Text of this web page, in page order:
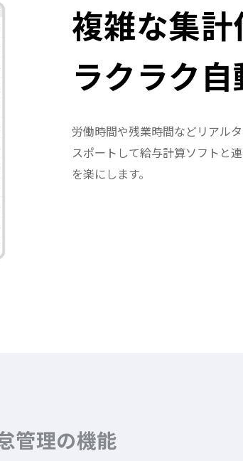
複雑な集計
ラクラク
労働時間や残業時間などリアル
スポートして給与計算ソフトと
を楽にします。
管理の機能